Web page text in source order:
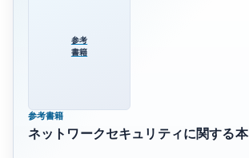
参考
書籍
参考書籍
ネットワークセキュリティに関する本